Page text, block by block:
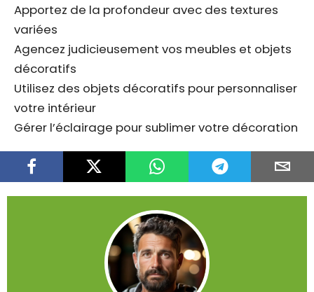
Apportez de la profondeur avec des textures
variées
Agencez judicieusement vos meubles et objets
décoratifs
Utilisez des objets décoratifs pour personnaliser
votre intérieur
Gérer l’éclairage pour sublimer votre décoration